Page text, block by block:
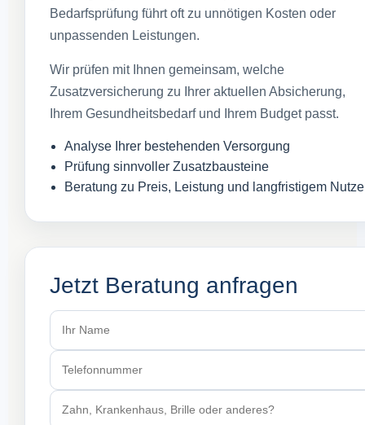
Bedarfsprüfung führt oft zu unnötigen Kosten oder
unpassenden Leistungen.
Wir prüfen mit Ihnen gemeinsam, welche
Zusatzversicherung zu Ihrer aktuellen Absicherung,
Ihrem Gesundheitsbedarf und Ihrem Budget passt.
Analyse Ihrer bestehenden Versorgung
Prüfung sinnvoller Zusatzbausteine
Beratung zu Preis, Leistung und langfristigem
Jetzt Beratung anfragen